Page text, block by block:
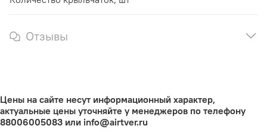
Отзывы
Цены на сайте несут информационный характер,
актуальные цены уточняйте у менеджеров по телефону
88006005083 или info@airtver.ru